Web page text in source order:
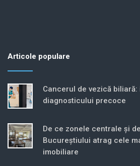
Articole populare
Cancerul de vezică
diagnosticului precoce
De ce zonele centrale și
Bucureștiului atrag cele
imobiliare